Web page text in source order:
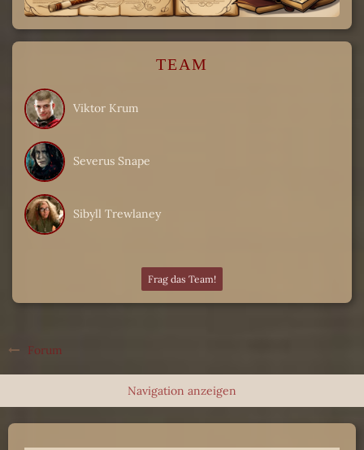
TEAM
Viktor Krum
Severus Snape
Sibyll Trewlaney
Frag das Team!
Forum